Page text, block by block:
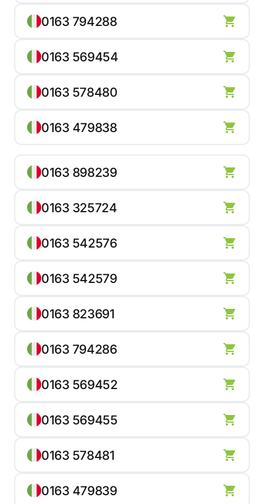
0163 794288
0163 569454
0163 578480
0163 479838
0163 898239
0163 325724
0163 542576
0163 542579
0163 823691
0163 794286
0163 569452
0163 569455
0163 578481
0163 479839